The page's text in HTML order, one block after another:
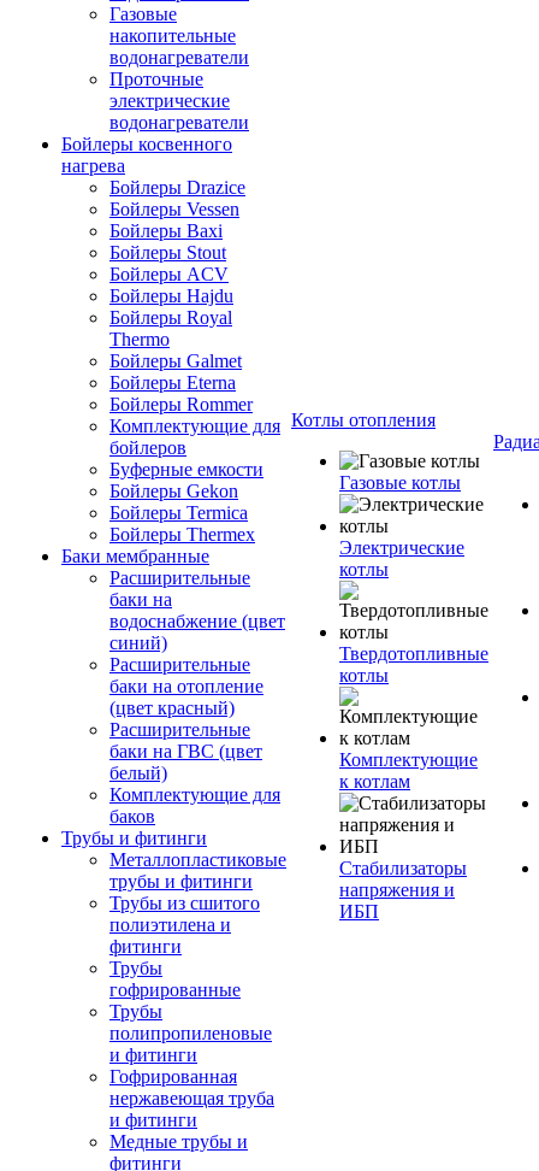
Газовые
накопительные
водонагреватели
Проточные
электрические
водонагреватели
Бойлеры косвенного
нагрева
Бойлеры Drazice
Бойлеры Vessen
Бойлеры Baxi
Бойлеры Stout
Бойлеры ACV
Бойлеры Hajdu
Бойлеры Royal
Thermo
Бойлеры Galmet
Бойлеры Eterna
Бойлеры Rommer
Комплектующие для
бойлеров
Буферные емкости
Бойлеры Gekon
Бойлеры Termica
Бойлеры Thermex
Баки мембранные
Расширительные
баки на
водоснабжение (цвет
синий)
Расширительные
баки на отопление
(цвет красный)
Расширительные
баки на ГВС (цвет
белый)
Комплектующие для
баков
Трубы и фитинги
Металлопластиковые
трубы и фитинги
Трубы из сшитого
полиэтилена и
фитинги
Трубы
гофрированные
Трубы
полипропиленовые
и фитинги
Гофрированная
нержавеющая труба
и фитинги
Медные трубы и
фитинги
Котлы отопления
Газовые котлы
Электрические
котлы
Твердотопливные
котлы
Комплектующие
к котлам
Стабилизаторы
напряжения и
ИБП